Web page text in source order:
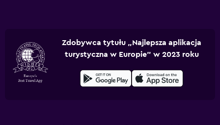
Zdobywca tytułu „Najlepsza aplikacja
turystyczna w Europie” w 2023 roku